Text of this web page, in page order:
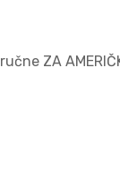
ZA